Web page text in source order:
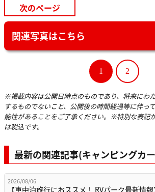
次のページ
関連写真はこちら
1 2
※掲載内容は公開日時点のものであり、将来にわ
するものでないこと、公開後の時間経過等に伴っ
能性があることをご了承ください。※特別な表記
は税込です。
最新の関連記事(キャンピングカ
2026/08/06
【車中泊旅行におススメ！ RVパーク最新情報